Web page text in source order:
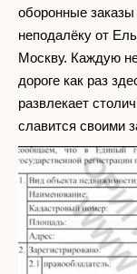
оборонные
неподалёку от
Москву. Каждую
дороге как раз
развлекает
славится своими